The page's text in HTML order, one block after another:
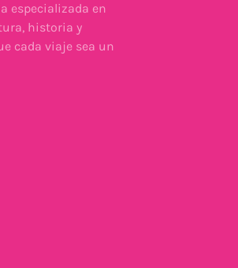
especializada en
historia y
cada viaje sea un